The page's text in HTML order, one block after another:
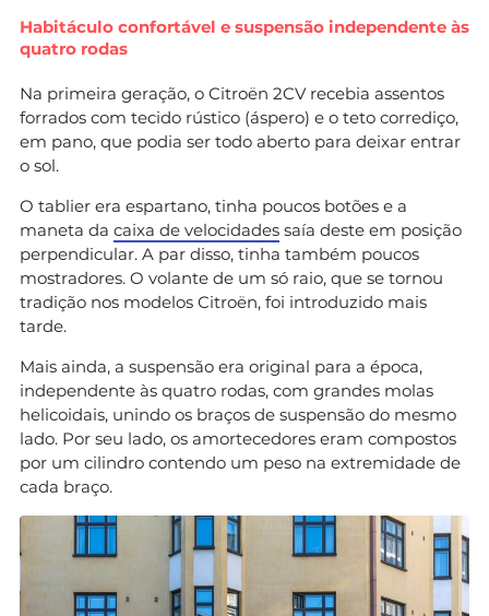
Habitáculo confortável e suspensão independente às
quatro rodas
Na primeira geração, o Citroën 2CV recebia assentos
forrados com tecido rústico (áspero) e o teto corrediço,
em pano, que podia ser todo aberto para deixar entrar
o sol.
O tablier era espartano, tinha poucos botões e a
maneta da caixa de velocidades saía deste em posição
perpendicular. A par disso, tinha também poucos
mostradores. O volante de um só raio, que se tornou
tradição nos modelos Citroën, foi introduzido mais
tarde.
Mais ainda, a suspensão era original para a época,
independente às quatro rodas, com grandes molas
helicoidais, unindo os braços de suspensão do mesmo
lado. Por seu lado, os amortecedores eram compostos
por um cilindro contendo um peso na extremidade de
cada braço.